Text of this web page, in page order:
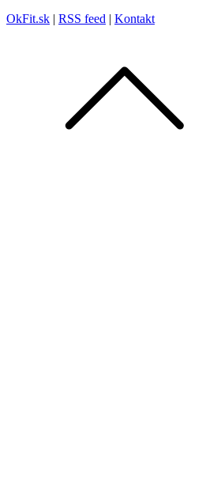
OkFit.sk | RSS feed | Kontakt